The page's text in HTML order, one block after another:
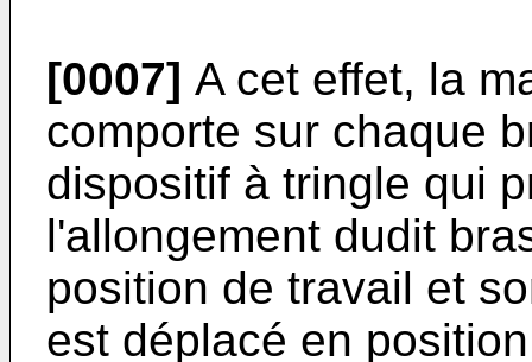
[0007] A cet effet, la
comporte sur chaque
dispositif à tringle qui
l'allongement dudit
position de travail et
est déplacé en